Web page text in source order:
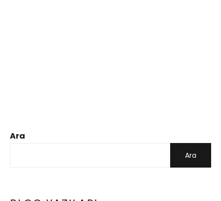
Ara
Ara